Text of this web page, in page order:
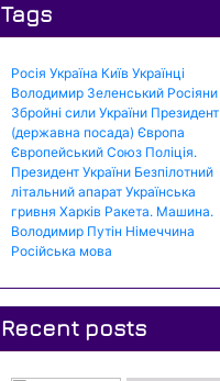
Tags
Росія Україна Київ Українці
Володимир Зеленський Росіяни
Збройні сили України Президент
(державна посада) Європа
Європейський Союз Поліція.
Президент України Безпілотний
літальний апарат Українська
гривня Харків Ракета. Машина.
Володимир Путін Німеччина
Російська мова
Recent posts